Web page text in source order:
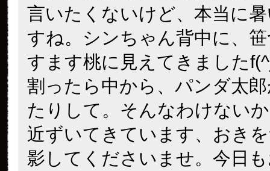
言いたくないけど、本当に
すね。シンちゃん背中に、
すます桃に見えてきました
割ったら中から、パンダ太
たりして。そんなわけない
近ずいてきています、おき
影してくださいませ。今日